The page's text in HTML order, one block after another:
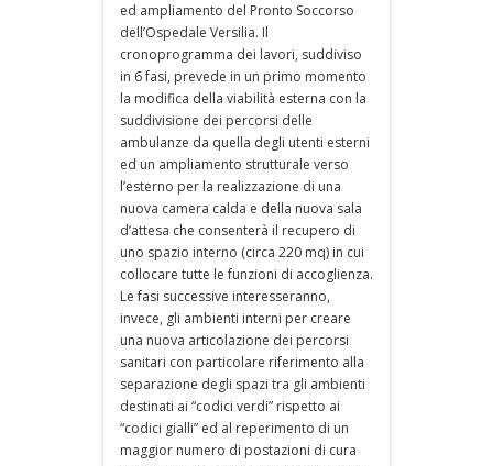
ed ampliamento del Pronto Soccorso
dell’Ospedale Versilia. Il
cronoprogramma dei lavori, suddiviso
in 6 fasi, prevede in un primo momento
la modifica della viabilità esterna con la
suddivisione dei percorsi delle
ambulanze da quella degli utenti esterni
ed un ampliamento strutturale verso
l’esterno per la realizzazione di una
nuova camera calda e della nuova sala
d’attesa che consenterà il recupero di
uno spazio interno (circa 220 mq) in cui
collocare tutte le funzioni di accoglienza.
Le fasi successive interesseranno,
invece, gli ambienti interni per creare
una nuova articolazione dei percorsi
sanitari con particolare riferimento alla
separazione degli spazi tra gli ambienti
destinati ai “codici verdi” rispetto ai
“codici gialli” ed al reperimento di un
maggior numero di postazioni di cura